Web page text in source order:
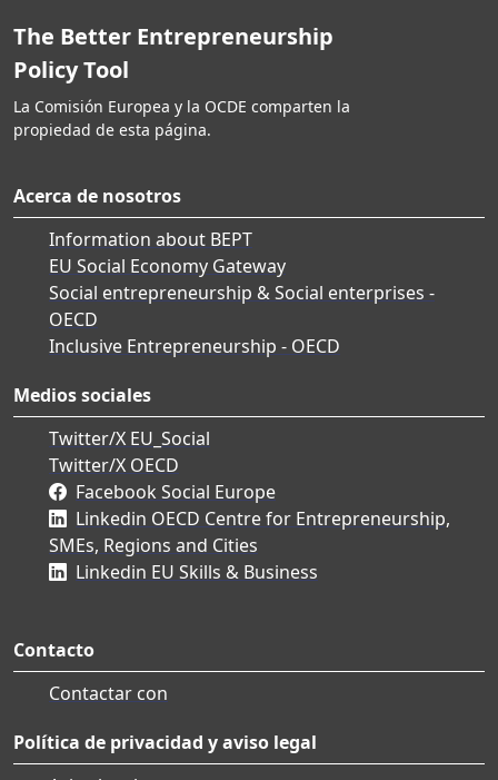
The Better Entrepreneurship
Policy Tool
La Comisión Europea y la OCDE comparten la
propiedad de esta página.
Acerca de nosotros
Information about BEPT
EU Social Economy Gateway
Social entrepreneurship & Social enterprises -
OECD
Inclusive Entrepreneurship - OECD
Medios sociales
Twitter/X EU_Social
Twitter/X OECD
Facebook Social Europe
Linkedin OECD Centre for Entrepreneurship,
SMEs, Regions and Cities
Linkedin EU Skills & Business
Contacto
Contactar con
Política de privacidad y aviso legal